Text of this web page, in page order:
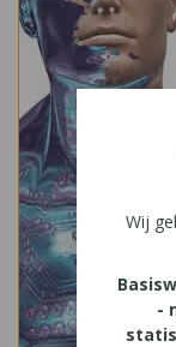
Wij
-